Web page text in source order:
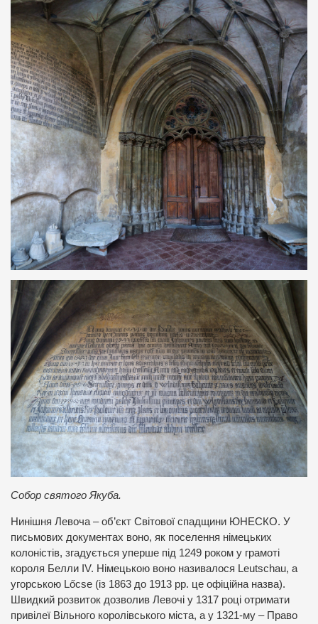
Собор святого Якуба.
Нинішня Левоча – об’єкт Світової спадщини ЮНЕСКО. У
письмових документах воно, як поселення німецьких
колоністів, згадується уперше під 1249 роком у грамоті
короля Белли IV. Німецькою воно називалося Leutschau, а
угорською Lőcse (із 1863 до 1913 рр. це офіційна назва).
Швидкий розвиток дозволив Левочі у 1317 році отримати
привілеї Вільного королівського міста, а у 1321-му – Право